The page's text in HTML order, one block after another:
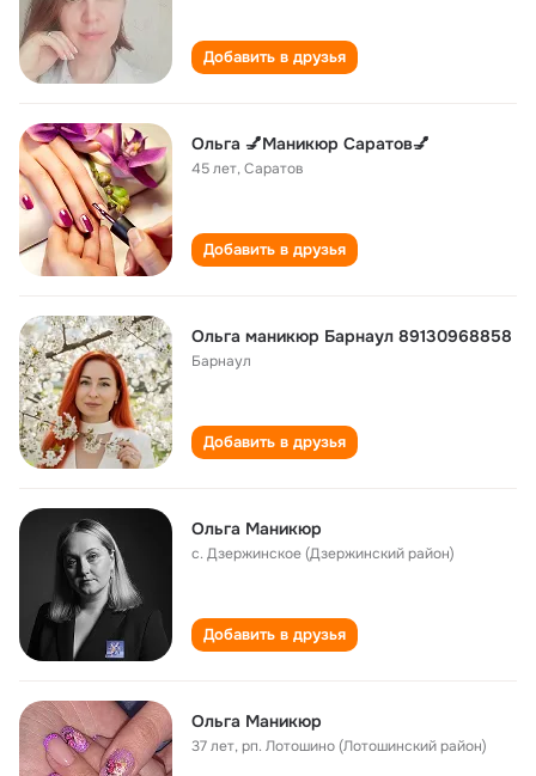
Добавить в друзья
Ольга 💅Маникюр Саратов💅
45 лет,Саратов
Добавить в друзья
Ольга маникюр Барнаул 89130968858
Барнаул
Добавить в друзья
Ольга Маникюр
с. Дзержинское (Дзержинский район)
Добавить в друзья
Ольга Маникюр
37 лет,рп. Лотошино (Лотошинский район)